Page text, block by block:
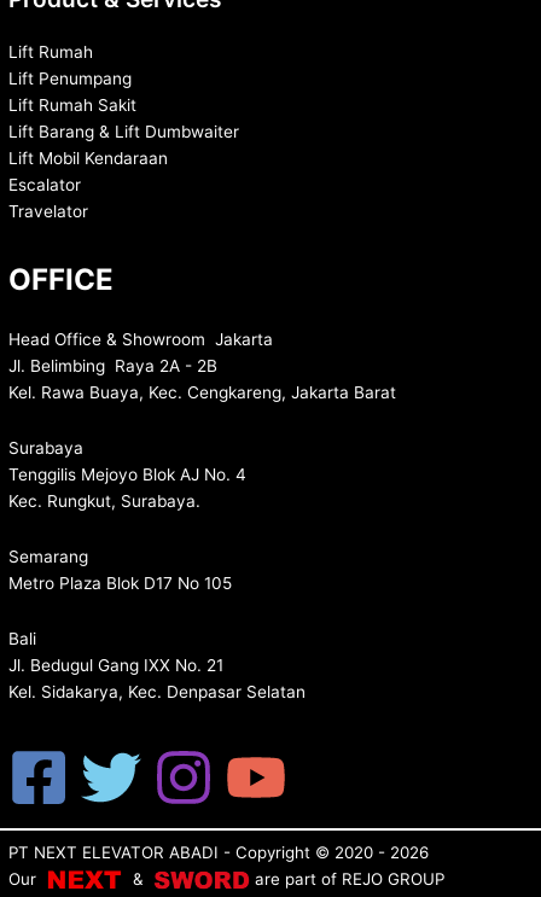
Lift Rumah
Lift Penumpang
Lift Rumah Sakit
Lift Barang & Lift Dumbwaiter
Lift Mobil Kendaraan
Escalator
Travelator
OFFICE
Head Office & Showroom Jakarta
Jl. Belimbing Raya 2A - 2B
Kel. Rawa Buaya, Kec. Cengkareng, Jakarta Barat
Surabaya
Tenggilis Mejoyo Blok AJ No. 4
Kec. Rungkut, Surabaya.
Semarang
Metro Plaza Blok D17 No 105
Bali
Jl. Bedugul Gang IXX No. 21
Kel. Sidakarya, Kec. Denpasar Selatan
PT NEXT ELEVATOR ABADI - Copyright © 2020 - 2026
Our
& are part of REJO GROUP